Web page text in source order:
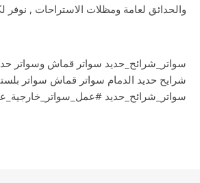
والحدائق لعامة ومظلات الاستراحات , نوفر
سواتر_شرائح_حديد سواتر قماش وسواتر
شرايح حديد الدمام سواتر قماش سواتر
سواتر_شرائح_حديد